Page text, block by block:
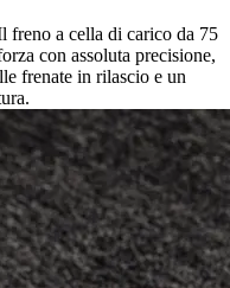
freno a cella di carico da 75
con assoluta precisione,
frenate in rilascio e un